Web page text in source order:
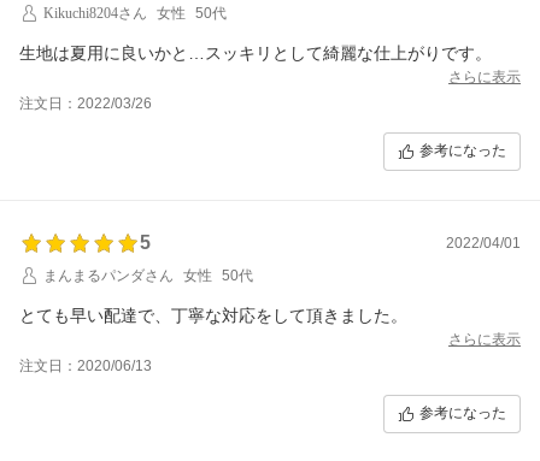
Kikuchi8204さん
女性 50代
生地は夏用に良いかと…スッキリとして綺麗な仕上がりです。
さらに表示
注文日：2022/03/26
参考になった
5
2022/04/01
まんまるパンダさん
女性 50代
とても早い配達で、丁寧な対応をして頂きました。
さらに表示
注文日：2020/06/13
参考になった